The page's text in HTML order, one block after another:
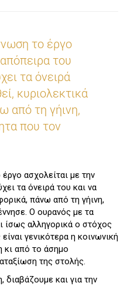
το έργο
του
τα όνειρά
κυριολεκτικά
από τη γήινη,
που τον
ασχολείται με την
τα όνειρά του και να
πάνω από τη γήινη,
Ο ουρανός με τα
ίσως αλληγορικά ο στόχος
γενικότερα η κοινωνική
κι από το άσημο
της στολής.
διαβάζουμε και για την